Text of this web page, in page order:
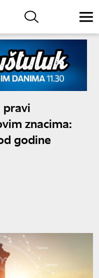
pravi
znacima:
godine